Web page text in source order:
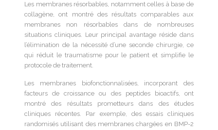
Les membranes résorbables, notamment celles à base de
collagène, ont montré des résultats comparables aux
membranes non résorbables dans de nombreuses
situations cliniques. Leur principal avantage réside dans
l’élimination de la nécessité d’une seconde chirurgie, ce
qui réduit le traumatisme pour le patient et simplifie le
protocole de traitement.
Les membranes biofonctionnalisées, incorporant des
facteurs de croissance ou des peptides bioactifs, ont
montré des résultats prometteurs dans des études
cliniques récentes. Par exemple, des essais cliniques
randomisés utilisant des membranes chargées en BMP-2